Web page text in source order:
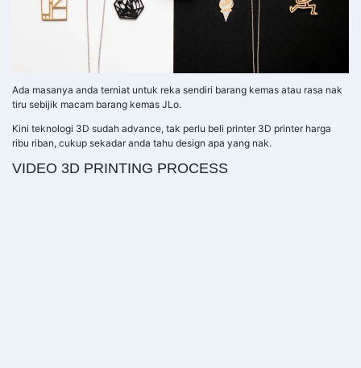
Ada masanya anda terniat untuk reka sendiri barang kemas atau rasa nak
tiru sebijik macam barang kemas JLo.
Kini teknologi 3D sudah advance, tak perlu beli printer 3D printer harga
ribu riban, cukup sekadar anda tahu design apa yang nak.
VIDEO 3D PRINTING PROCESS